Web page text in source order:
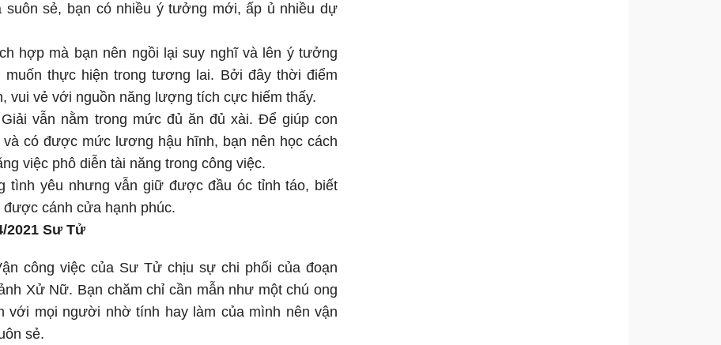
suôn sẻ, bạn có nhiều ý tưởng mới, ấp ủ nhiều dự
hợp mà bạn nên ngồi lại suy nghĩ và lên ý tưởng
muốn thực hiện trong tương lai. Bởi đây thời điểm
vui vẻ với nguồn năng lượng tích cực hiếm thấy.
vẫn nằm trong mức đủ ăn đủ xài. Để giúp con
có được mức lương hậu hĩnh, bạn nên học cách
việc phô diễn tài năng trong công việc.
tình yêu nhưng vẫn giữ được đầu óc tỉnh táo, biết
cánh cửa hạnh phúc.
2021 Sư Tử
công việc của Sư Tử chịu sự chi phối của đoạn
Xử Nữ. Bạn chăm chỉ cần mẫn như một chú ong
với mọi người nhờ tính hay làm của mình nên vận
sẻ.